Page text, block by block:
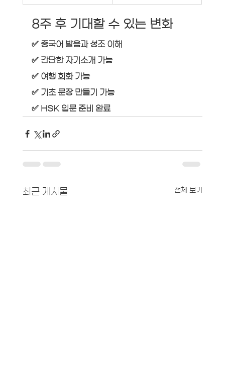
8주 후 기대할 수 있는 변화
✅ 중국어 발음과 성조 이해
✅ 간단한 자기소개 가능
✅ 여행 회화 가능
✅ 기초 문장 만들기 가능
✅ HSK 입문 준비 완료
최근 게시물 전체 보기